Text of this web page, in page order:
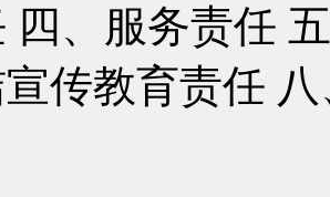
四、服务责任
传教育责任